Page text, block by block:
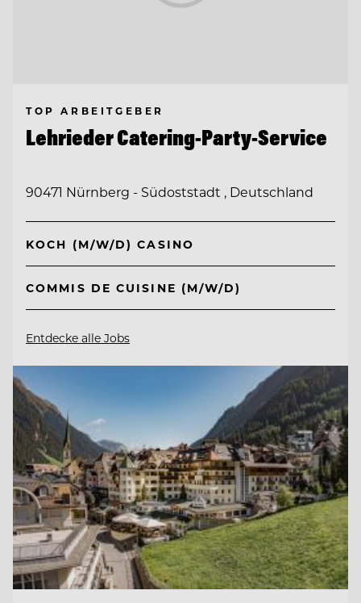
TOP ARBEITGEBER
Lehrieder Catering-Party-Service
90471 Nürnberg - Südoststadt , Deutschland
KOCH (M/W/D) CASINO
COMMIS DE CUISINE (M/W/D)
Entdecke alle Jobs